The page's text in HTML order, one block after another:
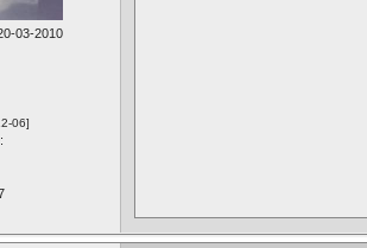
03-2010
06]